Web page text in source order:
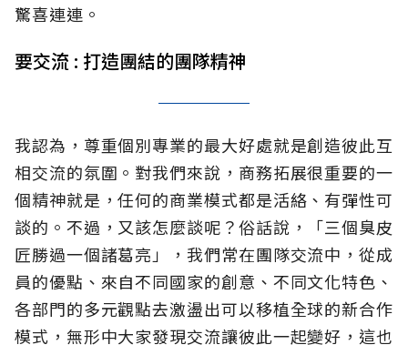
驚喜連連。
要交流 : 打造團結的團隊精神
我認為，尊重個別專業的最大好處就是創造彼此互
相交流的氛圍。對我們來說，商務拓展很重要的一
個精神就是，任何的商業模式都是活絡、有彈性可
談的。不過，又該怎麼談呢？俗話說，「三個臭皮
匠勝過一個諸葛亮」，我們常在團隊交流中，從成
員的優點、來自不同國家的創意、不同文化特色、
各部門的多元觀點去激盪出可以移植全球的新合作
模式，無形中大家發現交流讓彼此一起變好，這也